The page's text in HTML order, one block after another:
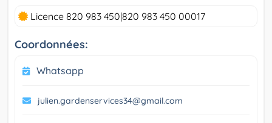
Licence 820 983 450|820 983 450 00017
Coordonnées:
Whatsapp
julien.gardenservices34@gmail.com